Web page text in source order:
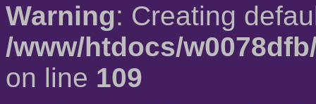
Warning: Creating
/www/htdocs/
on line 109